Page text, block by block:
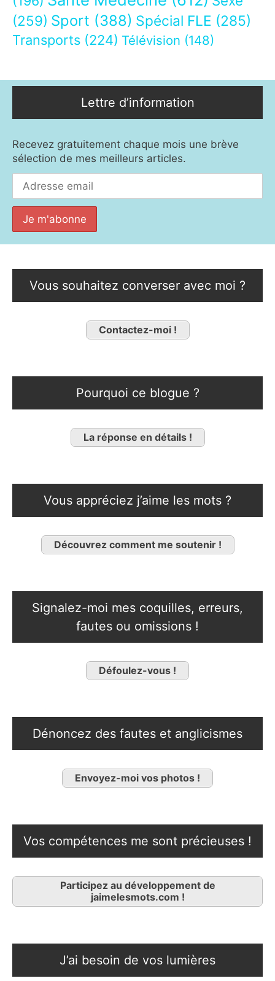
(259) Sport (388) Spécial FLE (285)
Transports (224) Télévision (148)
Lettre d’information
Recevez gratuitement chaque mois une brève
sélection de mes meilleurs articles.
Vous souhaitez converser avec moi ?
Contactez-moi !
Pourquoi ce blogue ?
La réponse en détails !
Vous appréciez j’aime les mots ?
Découvrez comment me soutenir !
Signalez-moi mes coquilles, erreurs,
fautes ou omissions !
Défoulez-vous !
Dénoncez des fautes et anglicismes
Envoyez-moi vos photos !
Vos compétences me sont précieuses !
Participez au développement de
jaimelesmots.com !
J’ai besoin de vos lumières